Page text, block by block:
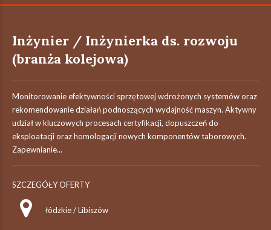
Inżynier / Inżynierka ds. rozwoju
(branża kolejowa)
Monitorowanie efektywności sprzętowej wdrożonych systemów oraz
rekomendowanie działań podnoszących wydajność maszyn. Aktywny
udział w kluczowych procesach certyfikacji, dopuszczeń do
eksploatacji oraz homologacji nowych komponentów taborowych.
Zapewnianie...
SZCZEGÓŁY OFERTY
łódzkie / Libiszów